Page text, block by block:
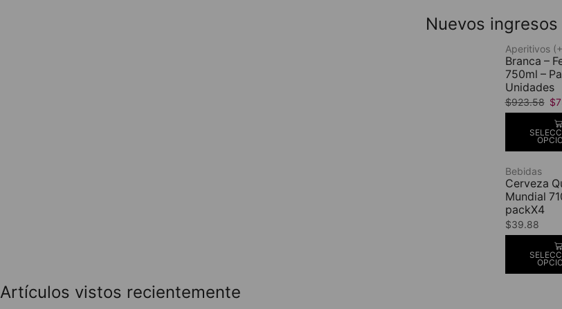
Nuevos ingresos
Aperitivos
Branca –
750ml –
Unidades
$923.58 $
Bebidas
Cerveza
Mundial
packX4
$39.88
Artículos vistos recientemente